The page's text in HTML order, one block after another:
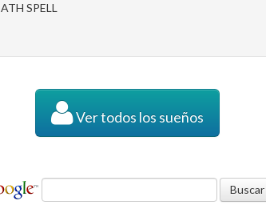
SPELL
Ver todos los sueños